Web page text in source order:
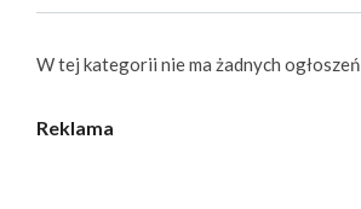
W tej kategorii nie ma żadnych ogłoszeń
Reklama